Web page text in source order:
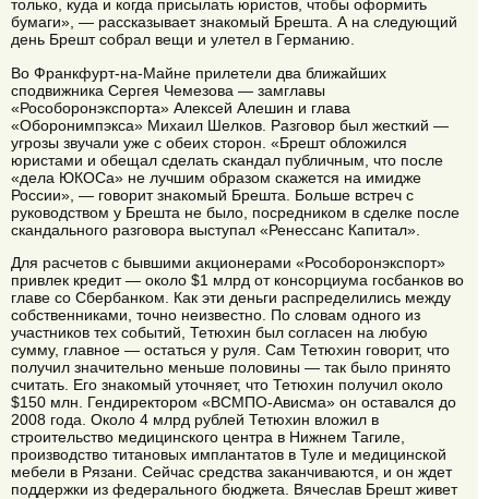
только, куда и когда присылать юристов, чтобы оформить
бумаги», — рассказывает знакомый Брешта. А на следующий
день Брешт собрал вещи и улетел в Германию.
Во Франкфурт-на-Майне прилетели два ближайших
сподвижника Сергея Чемезова — замглавы
«Рособоронэкспорта» Алексей Алешин и глава
«Оборонимпэкса» Михаил Шелков. Разговор был жесткий —
угрозы звучали уже с обеих сторон. «Брешт обложился
юристами и обещал сделать скандал публичным, что после
«дела ЮКОСа» не лучшим образом скажется на имидже
России», — говорит знакомый Брешта. Больше встреч с
руководством у Брешта не было, посредником в сделке после
скандального разговора выступал «Ренессанс Капитал».
Для расчетов с бывшими акционерами «Рособоронэкспорт»
привлек кредит — около $1 млрд от консорциума госбанков во
главе со Сбербанком. Как эти деньги распределились между
собственниками, точно неизвестно. По словам одного из
участников тех событий, Тетюхин был согласен на любую
сумму, главное — остаться у руля. Сам Тетюхин говорит, что
получил значительно меньше половины — так было принято
считать. Его знакомый уточняет, что Тетюхин получил около
$150 млн. Гендиректором «ВСМПО-Ависма» он оставался до
2008 года. Около 4 млрд рублей Тетюхин вложил в
строительство медицинского центра в Нижнем Тагиле,
производство титановых имплантатов в Туле и медицинской
мебели в Рязани. Сейчас средства заканчиваются, и он ждет
поддержки из федерального бюджета. Вячеслав Брешт живет